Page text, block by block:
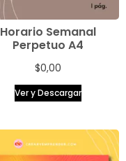
Horario Semanal
Perpetuo A4
$0,00
Ver y Descargar